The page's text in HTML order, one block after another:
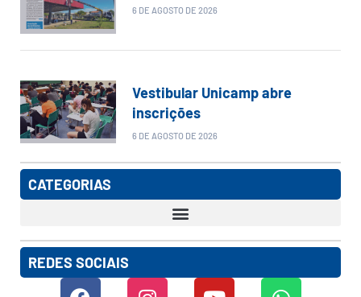
6 DE AGOSTO DE 2026
Vestibular Unicamp abre
inscrições
6 DE AGOSTO DE 2026
CATEGORIAS
REDES SOCIAIS